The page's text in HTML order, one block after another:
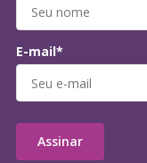
E-mail*
Assinar